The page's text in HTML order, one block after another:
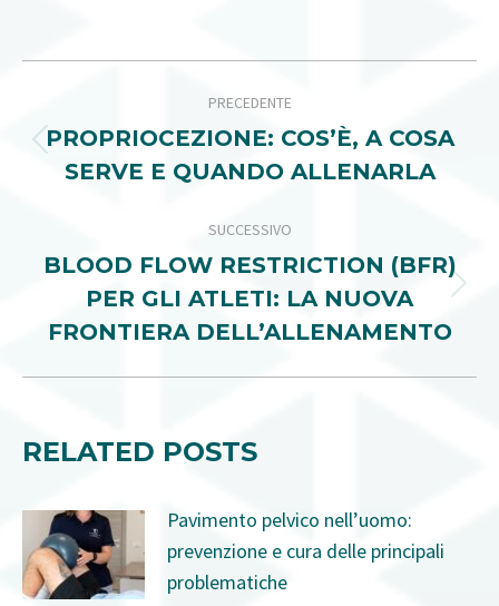
TRA
PRECEDENTE
Post
precedente:
PROPRIOCEZIONE: COS’È, A COSA
SERVE E QUANDO ALLENARLA
SUCCESSIVO
Prossimo
post:
BLOOD FLOW RESTRICTION (BFR)
PER GLI ATLETI: LA NUOVA
FRONTIERA DELL’ALLENAMENTO
RELATED POSTS
Pavimento pelvico nell’uomo:
prevenzione e cura delle principali
problematiche